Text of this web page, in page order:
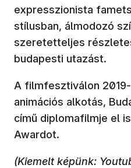
expresszionista
stílusban, álmodozó
szeretetteljes
budapesti utazást.
A filmfesztiválon
animációs alkotás,
című diplomafilmje el
Awardot.
(Kiemelt képünk: